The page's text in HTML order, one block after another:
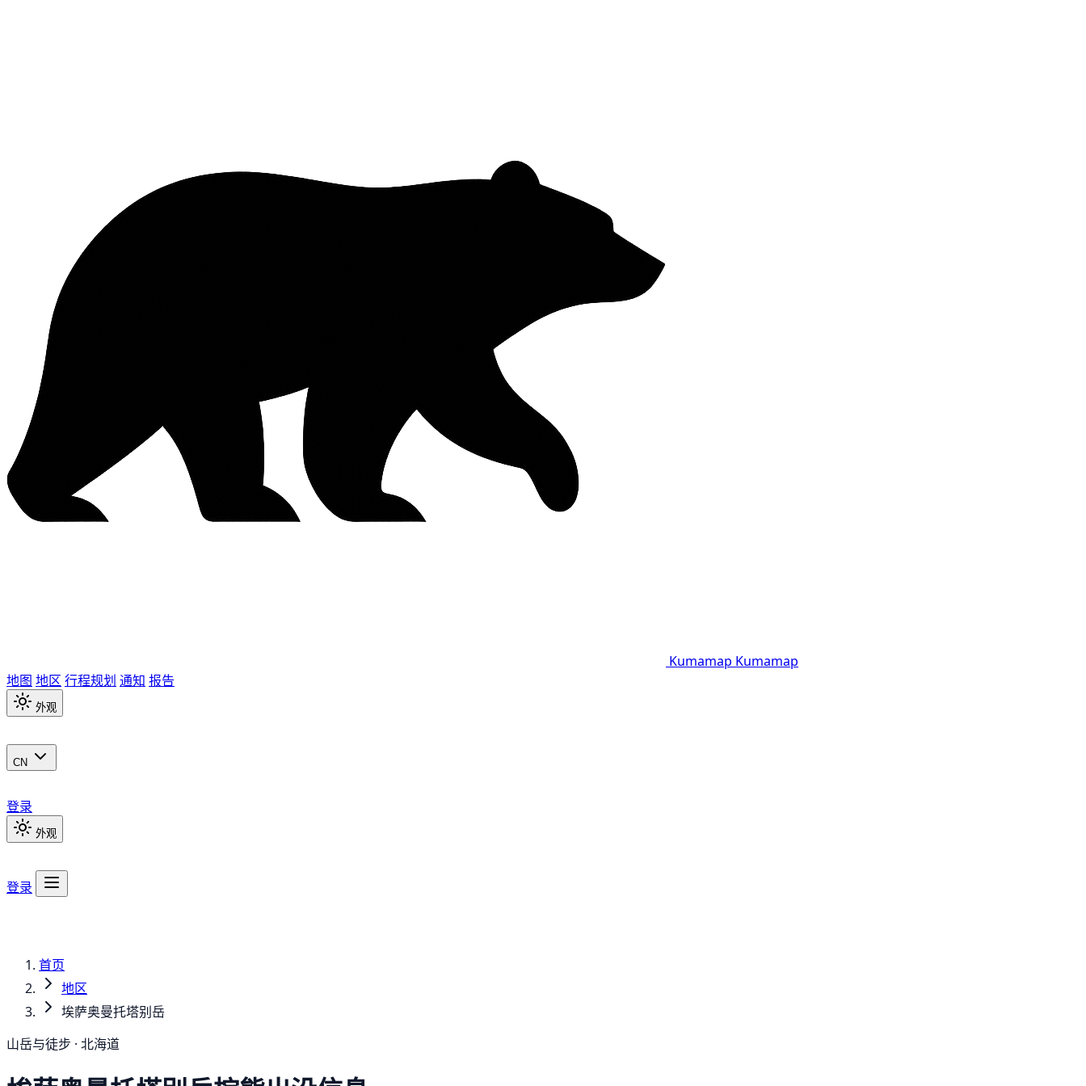
Kumamap Kumamap
地图 地区 行程规划 通知 报告
外观
CN
登录
外观
登录
首页
地区
埃萨奥曼托塔别岳
山岳与徒步 · 北海道